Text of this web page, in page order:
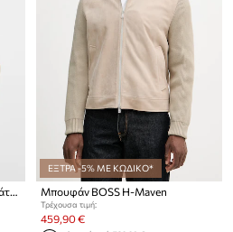
BOSS πουκάμισο ανδρικό δερμάτινο σουέτ Merak1
ΕΞΤΡΑ -5% ΜΕ ΚΩΔΙΚΟ*
Μπουφάν BOSS H-Maven
Τρέχουσα τιμή:
459,90 €